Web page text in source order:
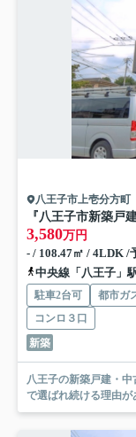
八王子市上壱分方町
3,580万円
- / 108.47㎡ / 4LDK /
中央線「八王子」
駐車2台可 都市ガ
コンロ３口
新築
八王子の新築戸建・中
で選ばれ続ける理由が